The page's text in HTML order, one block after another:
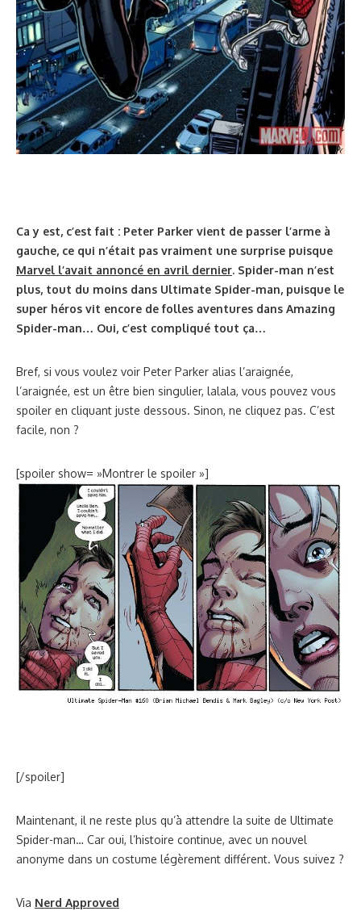
Ca y est, c’est fait : Peter Parker vient de passer l’arme à
gauche, ce qui n’était pas vraiment une surprise puisque
Marvel l’avait annoncé en avril dernier. Spider-man n’est
plus, tout du moins dans Ultimate Spider-man, puisque le
super héros vit encore de folles aventures dans Amazing
Spider-man… Oui, c’est compliqué tout ça…
Bref, si vous voulez voir Peter Parker alias l’araignée,
l’araignée, est un être bien singulier, lalala, vous pouvez vous
spoiler en cliquant juste dessous. Sinon, ne cliquez pas. C’est
facile, non ?
[spoiler show= »Montrer le spoiler »]
[/spoiler]
Maintenant, il ne reste plus qu’à attendre la suite de Ultimate
Spider-man… Car oui, l’histoire continue, avec un nouvel
anonyme dans un costume légèrement différent. Vous suivez ?
Via Nerd Approved